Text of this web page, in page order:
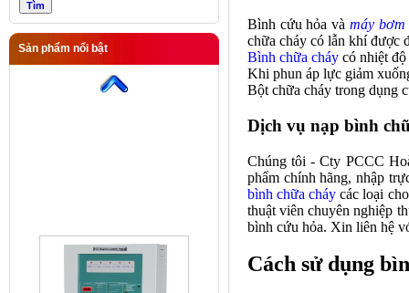
Sản phẩm nổi bật
Trung tâm báo cháy 10 kênh
Yunyang (mã hàng YF-1G-
10L) ABS
Bình cứu hỏa và máy bơm
chữa cháy có lẫn khí được
Bình chữa cháy có nhiệt
Khi phun áp lực giảm
Bột chữa cháy trong dụng
Dịch vụ nạp bình
Chúng tôi - Cty PCCC
phẩm chính hãng, nhập
bình chữa cháy các loại
thuật viên chuyên nghiệp
bình cứu hỏa. Xin liên hệ
Cách sử dụng